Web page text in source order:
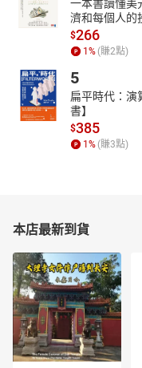
一本書讀懂美
濟和每個人的
$266
1 % (賺2點)
5
扁平時代：演
書】
$385
1 % (賺3點)
本店最新到貨